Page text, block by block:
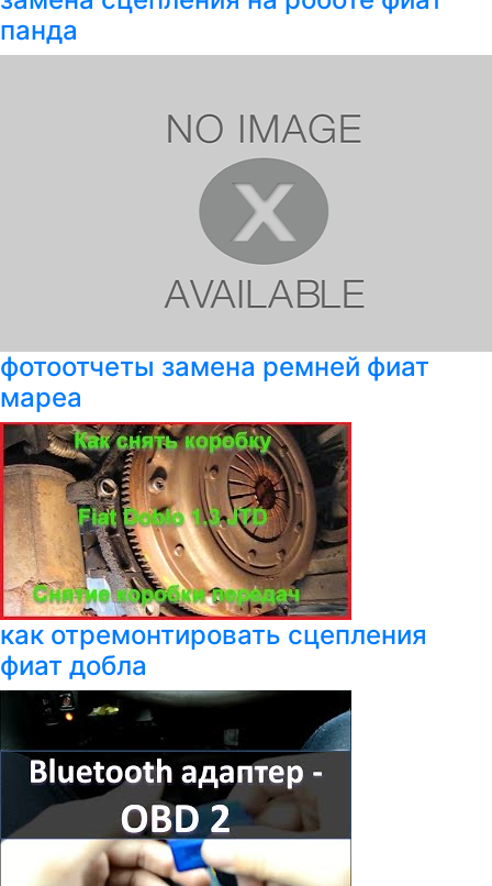
панда
фотоотчеты замена ремней фиат
мареа
как отремонтировать сцепления
фиат добла